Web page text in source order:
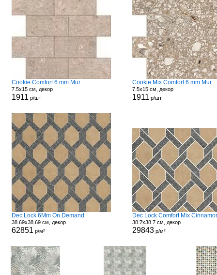
Cookie Comfort 6 mm Mur
7.5x15 см, декор
1911 р/шт
Cookie Mix Comfort 6 mm Mur
7.5x15 см, декор
1911 р/шт
Dec Lock 6Mm On Demand
38.69x38.69 см, декор
62851 р/м²
38.7x38.7 см, декор
29843р/м²